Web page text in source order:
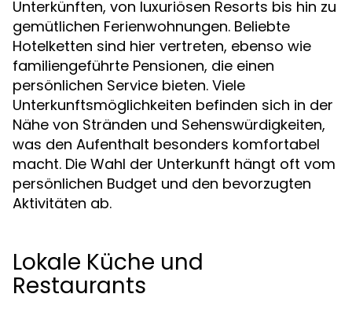
Unterkünften, von luxuriösen Resorts bis hin zu
gemütlichen Ferienwohnungen. Beliebte
Hotelketten sind hier vertreten, ebenso wie
familiengeführte Pensionen, die einen
persönlichen Service bieten. Viele
Unterkunftsmöglichkeiten befinden sich in der
Nähe von Stränden und Sehenswürdigkeiten,
was den Aufenthalt besonders komfortabel
macht. Die Wahl der Unterkunft hängt oft vom
persönlichen Budget und den bevorzugten
Aktivitäten ab.
Lokale Küche und
Restaurants